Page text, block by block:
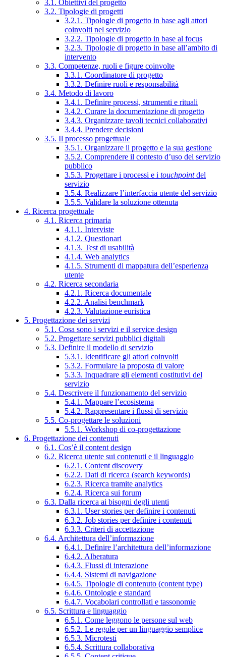
3.1. Obiettivi del progetto
3.2. Tipologie di progetti
3.2.1. Tipologie di progetto in base agli attori
coinvolti nel servizio
3.2.2. Tipologie di progetto in base al focus
3.2.3. Tipologie di progetto in base all’ambito di
intervento
3.3. Competenze, ruoli e figure coinvolte
3.3.1. Coordinatore di progetto
3.3.2. Definire ruoli e responsabilità
3.4. Metodo di lavoro
3.4.1. Definire processi, strumenti e rituali
3.4.2. Curare la documentazione di progetto
3.4.3. Organizzare tavoli tecnici collaborativi
3.4.4. Prendere decisioni
3.5. Il processo progettuale
3.5.1. Organizzare il progetto e la sua gestione
3.5.2. Comprendere il contesto d’uso del servizio
pubblico
3.5.3. Progettare i processi e i touchpointdel
servizio
3.5.4. Realizzare l’interfaccia utente del servizio
3.5.5. Validare la soluzione ottenuta
4. Ricerca progettuale
4.1. Ricerca primaria
4.1.1. Interviste
4.1.2. Questionari
4.1.3. Test di usabilità
4.1.4. Web analytics
4.1.5. Strumenti di mappatura dell’esperienza
utente
4.2. Ricerca secondaria
4.2.1. Ricerca documentale
4.2.2. Analisi benchmark
4.2.3. Valutazione euristica
5. Progettazione dei servizi
5.1. Cosa sono i servizi e il service design
5.2. Progettare servizi pubblici digitali
5.3. Definire il modello di servizio
5.3.1. Identificare gli attori coinvolti
5.3.2. Formulare la proposta di valore
5.3.3. Inquadrare gli elementi costitutivi del
servizio
5.4. Descrivere il funzionamento del servizio
5.4.1. Mappare l’ecosistema
5.4.2. Rappresentare i flussi di servizio
5.5. Co-progettare le soluzioni
5.5.1. Workshop di co-progettazione
6. Progettazione dei contenuti
6.1. Cos’è il content design
6.2. Ricerca utente sui contenuti e il linguaggio
6.2.1. Content discovery
6.2.2. Dati di ricerca (search keywords)
6.2.3. Ricerca tramite analytics
6.2.4. Ricerca sui forum
6.3. Dalla ricerca ai bisogni degli utenti
6.3.1. User stories per definire i contenuti
6.3.2. Job stories per definire i contenuti
6.3.3. Criteri di accettazione
6.4. Architettura dell’informazione
6.4.1. Definire l’architettura dell’informazione
6.4.2. Alberatura
6.4.3. Flussi di interazione
6.4.4. Sistemi di navigazione
6.4.5. Tipologie di contenuto (content type)
6.4.6. Ontologie e standard
6.4.7. Vocabolari controllati e tassonomie
6.5. Scrittura e linguaggio
6.5.1. Come leggono le persone sul web
6.5.2. Le regole per un linguaggio semplice
6.5.3. Microtesti
6.5.4. Scrittura collaborativa